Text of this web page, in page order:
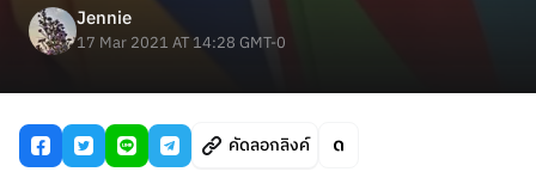
Jennie
17 Mar 2021 AT 14:28 GMT-0
คัดลอกลิงค์